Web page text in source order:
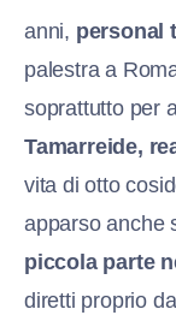
anni, personal
palestra a
soprattutto per
Tamarreide,
vita di otto
apparso anche
piccola parte
diretti proprio